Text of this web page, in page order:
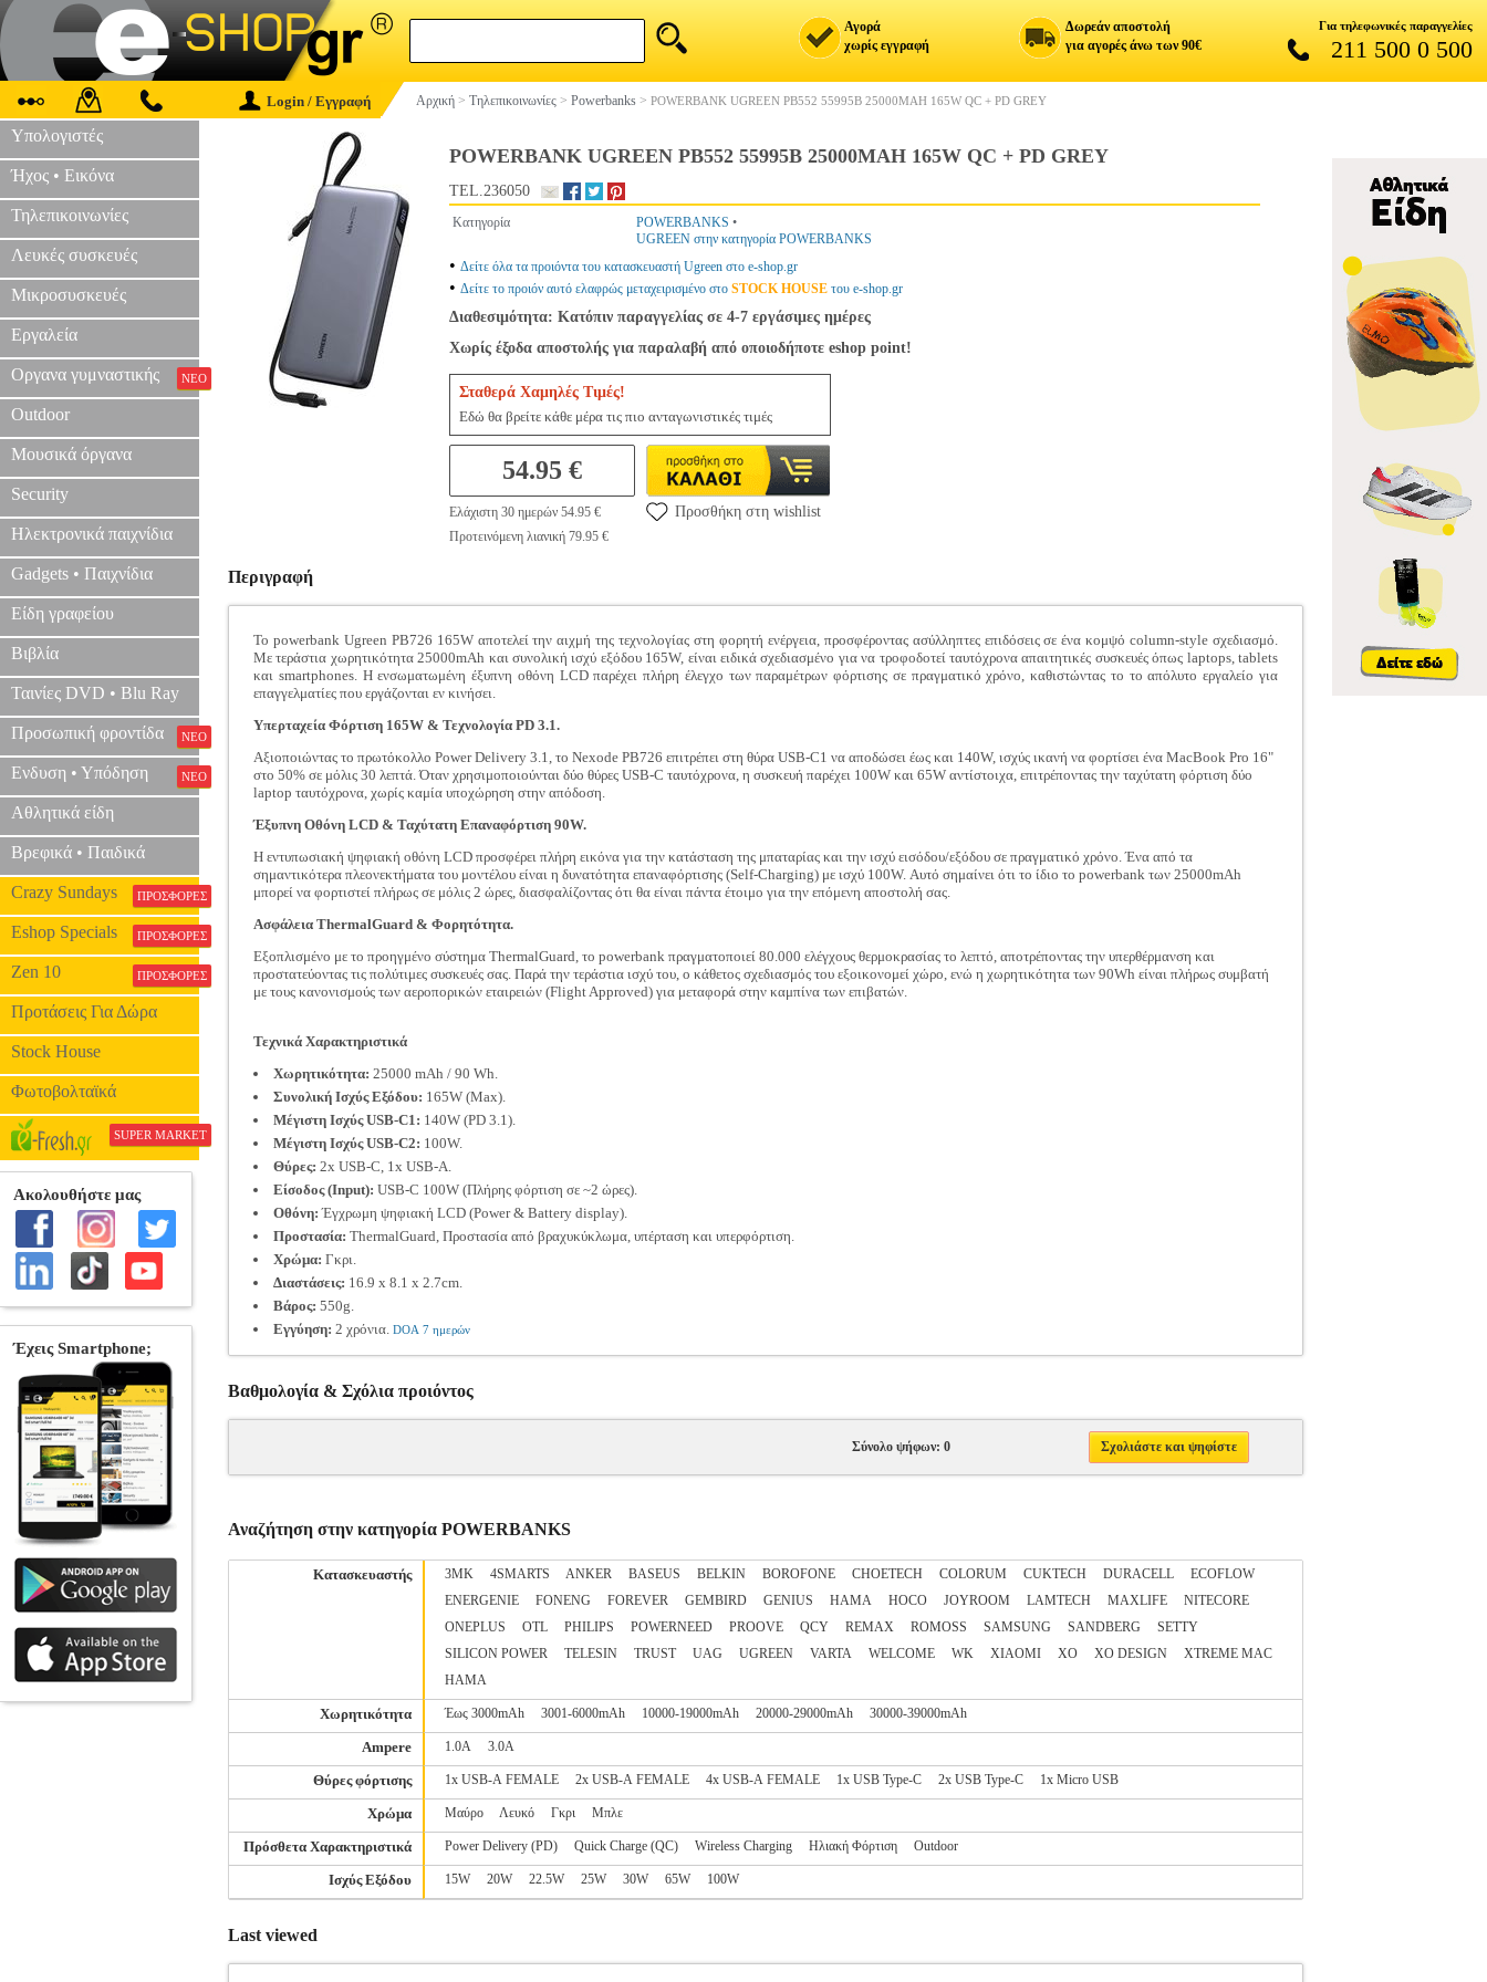
Αγορά
χωρίς εγγραφή
Δωρεάν αποστολή
για αγορές άνω των 90€
Για τηλεφωνικές παραγγελίες
211 500 0 500
Login / Εγγραφή Αρχική > Τηλεπικοινωνίες > Powerbanks > POWERBANK UGREEN PB552 55995B 25000MAH 165W QC + PD GREY
Υπολογιστές
Ήχος • Εικόνα
Τηλεπικοινωνίες
Λευκές συσκευές
Μικροσυσκευές
Εργαλεία
Οργανα γυμναστικής ΝΕΟ
Outdoor
Μουσικά όργανα
Security
Ηλεκτρονικά παιχνίδια
Gadgets • Παιχνίδια
Είδη γραφείου
Βιβλία
Ταινίες DVD • Blu Ray
Προσωπική φροντίδα ΝΕΟ
Ενδυση • Υπόδηση ΝΕΟ
Αθλητικά είδη
Βρεφικά • Παιδικά
Crazy Sundays ΠΡΟΣΦΟΡΕΣ
Eshop Specials ΠΡΟΣΦΟΡΕΣ
Zen 10 ΠΡΟΣΦΟΡΕΣ
Προτάσεις Για Δώρα
Stock House
Φωτοβολταϊκά
SUPER MARKET
POWERBANK UGREEN PB552 55995B 25000MAH 165W QC + PD GREY
TEL.236050
Κατηγορία POWERBANKS •
UGREEN στην κατηγορία POWERBANKS
• Δείτε όλα τα προιόντα του κατασκευαστή Ugreen στο e-shop.gr
• Δείτε το προιόν αυτό ελαφρώς μεταχειρισμένο στο STOCK HOUSE του e-shop.gr
Διαθεσιμότητα: Κατόπιν παραγγελίας σε 4-7 εργάσιμες ημέρες
Χωρίς έξοδα αποστολής για παραλαβή από οποιοδήποτε eshop point!
Σταθερά Χαμηλές Τιμές!
Εδώ θα βρείτε κάθε μέρα τις πιο ανταγωνιστικές τιμές
54.95 €
Ελάχιστη 30 ημερών 54.95 €
Προτεινόμενη λιανική 79.95 €
Προσθήκη στη wishlist
Περιγραφή
Το powerbank Ugreen PB726 165W αποτελεί την αιχμή της τεχνολογίας στη φορητή ενέργεια, προσφέροντας ασύλληπτες επιδόσεις σε ένα κομψό column-style σχεδιασμό.
Με τεράστια χωρητικότητα 25000mAh και συνολική ισχύ εξόδου 165W, είναι ειδικά σχεδιασμένο για να τροφοδοτεί ταυτόχρονα απαιτητικές συσκευές όπως laptops, tablets
και smartphones. Η ενσωματωμένη έξυπνη οθόνη LCD παρέχει πλήρη έλεγχο των παραμέτρων φόρτισης σε πραγματικό χρόνο, καθιστώντας το το απόλυτο εργαλείο για
επαγγελματίες που εργάζονται εν κινήσει.
Υπερταχεία Φόρτιση 165W & Τεχνολογία PD 3.1.
Αξιοποιώντας το πρωτόκολλο Power Delivery 3.1, το Nexode PB726 επιτρέπει στη θύρα USB-C1 να αποδώσει έως και 140W, ισχύς ικανή να φορτίσει ένα MacBook Pro 16"
στο 50% σε μόλις 30 λεπτά. Όταν χρησιμοποιούνται δύο θύρες USB-C ταυτόχρονα, η συσκευή παρέχει 100W και 65W αντίστοιχα, επιτρέποντας την ταχύτατη φόρτιση δύο
laptop ταυτόχρονα, χωρίς καμία υποχώρηση στην απόδοση.
Έξυπνη Οθόνη LCD & Ταχύτατη Επαναφόρτιση 90W.
Η εντυπωσιακή ψηφιακή οθόνη LCD προσφέρει πλήρη εικόνα για την κατάσταση της μπαταρίας και την ισχύ εισόδου/εξόδου σε πραγματικό χρόνο. Ένα από τα
σημαντικότερα πλεονεκτήματα του μοντέλου είναι η δυνατότητα επαναφόρτισης (Self-Charging) με ισχύ 100W. Αυτό σημαίνει ότι το ίδιο το powerbank των 25000mAh
μπορεί να φορτιστεί πλήρως σε μόλις 2 ώρες, διασφαλίζοντας ότι θα είναι πάντα έτοιμο για την επόμενη αποστολή σας.
Ασφάλεια ThermalGuard & Φορητότητα.
Εξοπλισμένο με το προηγμένο σύστημα ThermalGuard, το powerbank πραγματοποιεί 80.000 ελέγχους θερμοκρασίας το λεπτό, αποτρέποντας την υπερθέρμανση και
προστατεύοντας τις πολύτιμες συσκευές σας. Παρά την τεράστια ισχύ του, ο κάθετος σχεδιασμός του εξοικονομεί χώρο, ενώ η χωρητικότητα των 90Wh είναι πλήρως συμβατή
με τους κανονισμούς των αεροπορικών εταιρειών (Flight Approved) για μεταφορά στην καμπίνα των επιβατών.
Τεχνικά Χαρακτηριστικά
Χωρητικότητα: 25000 mAh / 90 Wh.
Συνολική Ισχύς Εξόδου: 165W (Max).
Μέγιστη Ισχύς USB-C1: 140W (PD 3.1).
Μέγιστη Ισχύς USB-C2: 100W.
Θύρες: 2x USB-C, 1x USB-A.
Είσοδος (Input): USB-C 100W (Πλήρης φόρτιση σε ~2 ώρες).
Οθόνη: Έγχρωμη ψηφιακή LCD (Power & Battery display).
Προστασία: ThermalGuard, Προστασία από βραχυκύκλωμα, υπέρταση και υπερφόρτιση.
Χρώμα: Γκρι.
Διαστάσεις: 16.9 x 8.1 x 2.7cm.
Βάρος: 550g.
Εγγύηση: 2 χρόνια. DOA 7 ημερών
Βαθμολογία & Σχόλια προιόντος
Σύνολο ψήφων: 0 Σχολιάστε και ψηφίστε
Αναζήτηση στην κατηγορία POWERBANKS
Κατασκευαστής 3MK 4SMARTS ANKER BASEUS BELKIN BOROFONE CHOETECH COLORUM CUKTECH DURACELL
ECOFLOW
ENERGENIE
FONENG FOREVER GEMBIRD GENIUS HAMA HOCO JOYROOM LAMTECH MAXLIFE
NITECORE
ONEPLUS
OTL PHILIPS POWERNEED PROOVE QCY REMAX ROMOSS SAMSUNG SANDBERG
SETTY
SILICON POWER
TELESIN TRUST UAG UGREEN VARTA WELCOME WK XIAOMI XO XO DESIGN
XTREME MAC
ΗΑΜΑ
Χωρητικότητα Έως 3000mAh 3001-6000mAh 10000-19000mAh 20000-29000mAh 30000-39000mAh
Ampere 1.0Α 3.0A
Θύρες φόρτισης 1x USB-A FEMALE 2x USB-A FEMALE 4x USB-A FEMALE 1x USB Type-C 2x USB Type-C 1x Micro USB
Χρώμα Μαύρο Λευκό Γκρι Μπλε
Πρόσθετα Χαρακτηριστικά Power Delivery (PD) Quick Charge (QC) Wireless Charging Ηλιακή Φόρτιση Outdoor
Ισχύς Εξόδου 15W 20W 22.5W 25W 30W 65W 100W
Last viewed